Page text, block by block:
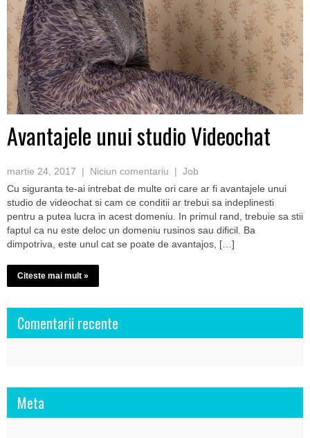
Avantajele unui studio Videochat
martie 24, 2017 | Niciun comentariu | Job
Cu siguranta te-ai intrebat de multe ori care ar fi avantajele unui
studio de videochat si cam ce conditii ar trebui sa indeplinesti
pentru a putea lucra in acest domeniu. In primul rand, trebuie sa stii
faptul ca nu este deloc un domeniu rusinos sau dificil. Ba
dimpotriva, este unul cat se poate de avantajos, […]
Citeste mai mult »
Comentarii recente
Meta